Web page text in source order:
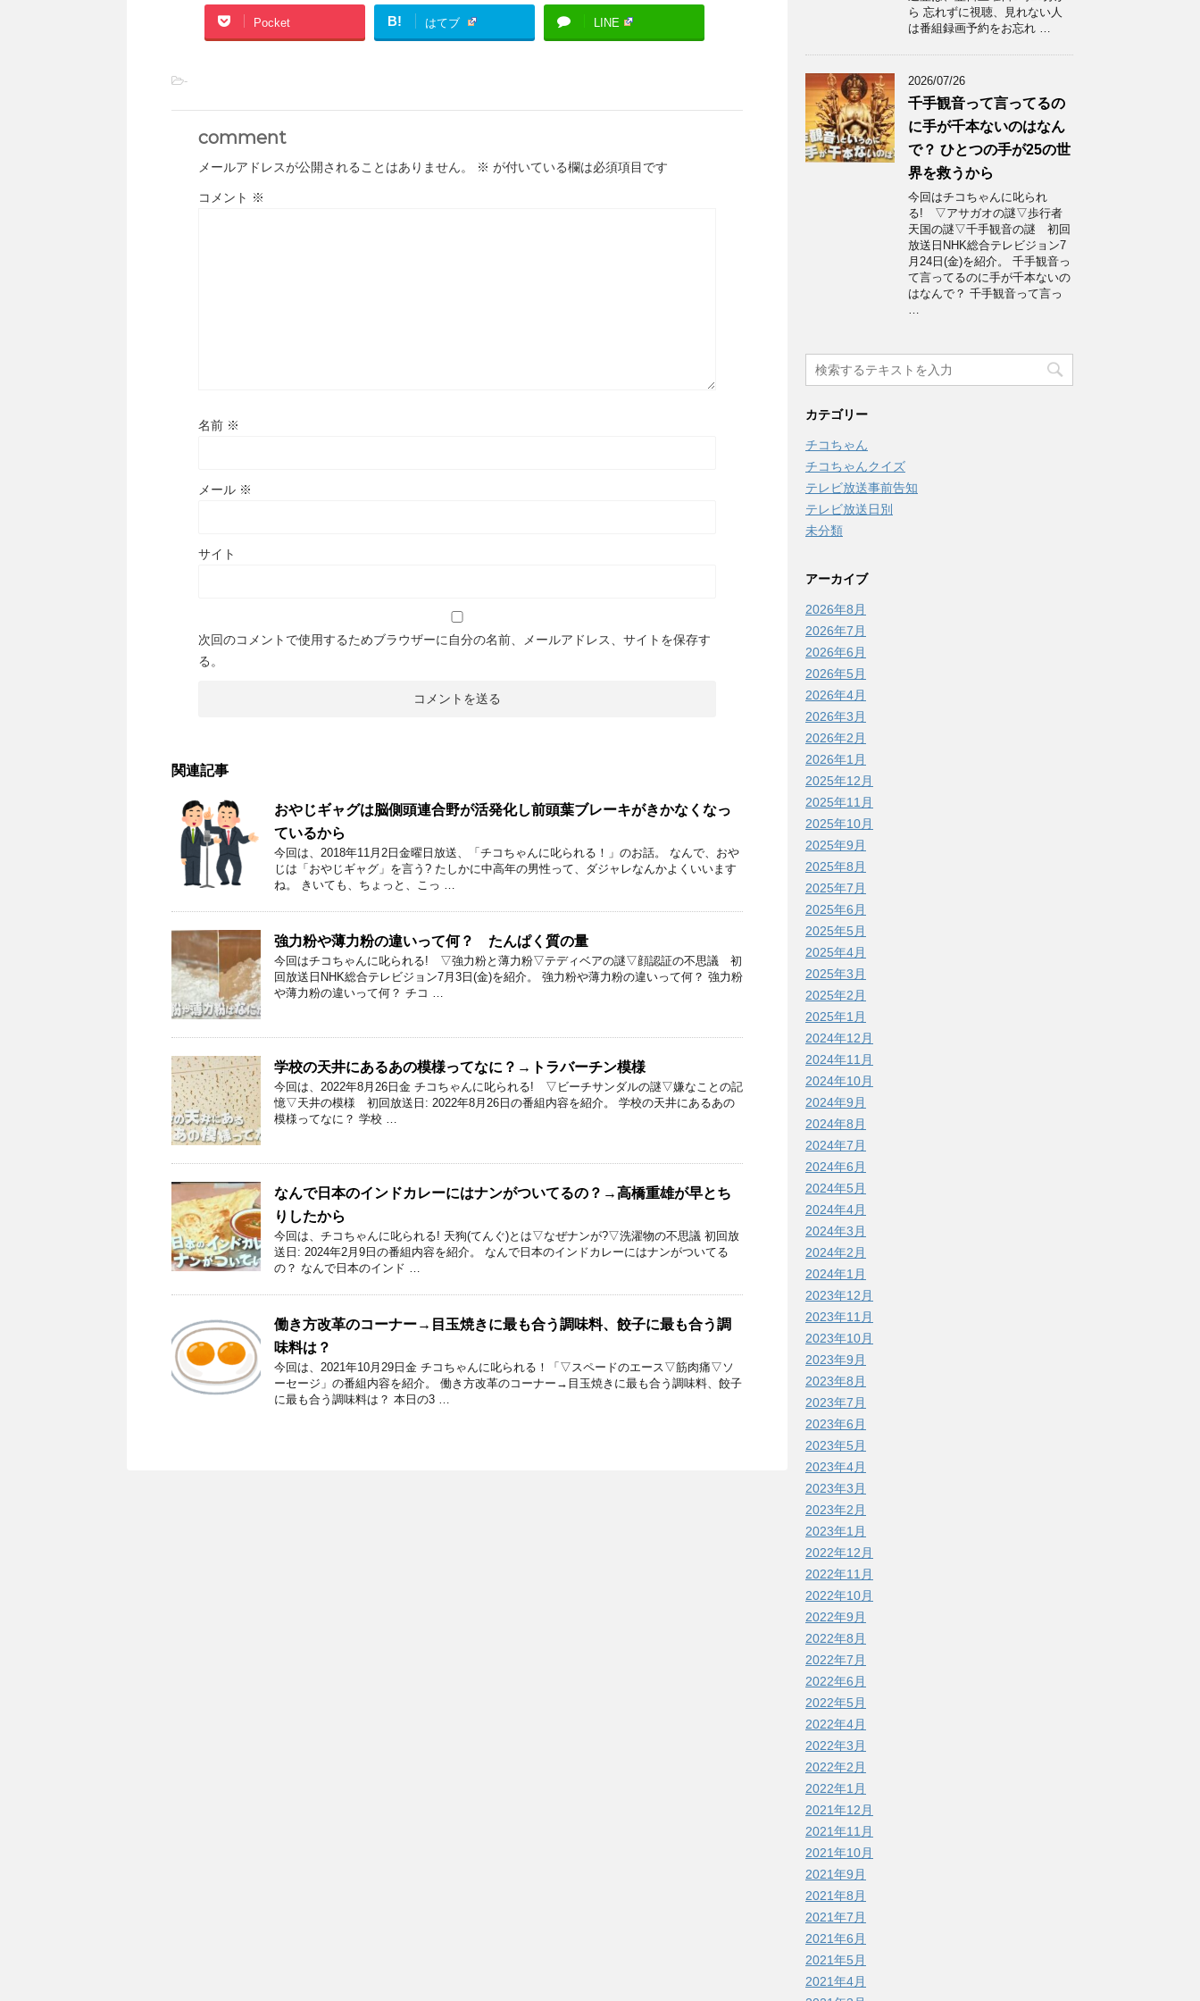
Pocket B! はてブ LINE
-
comment
メールアドレスが公開されることはありません。 ※ が付いている欄は必須項目です
コメント ※
名前 ※
メール ※
サイト
次回のコメントで使用するためブラウザーに自分の名前、メールアドレス、サイトを保存す
る。
関連記事
おやじギャグは脳側頭連合野が活発化し前頭葉ブレーキがきかなくなっ
ているから
今回は、2018年11月2日金曜日放送、「チコちゃんに叱られる！」のお話。 なんで、おや
じは「おやじギャグ」を言う? たしかに中高年の男性って、ダジャレなんかよくいいます
ね。 きいても、ちょっと、こっ …
強力粉や薄力粉の違いって何？ たんぱく質の量
今回はチコちゃんに叱られる! ▽強力粉と薄力粉▽テディベアの謎▽顔認証の不思議 初
回放送日NHK総合テレビジョン7月3日(金)を紹介。 強力粉や薄力粉の違いって何？ 強力粉
や薄力粉の違いって何？ チコ …
学校の天井にあるあの模様ってなに？→トラバーチン模様
今回は、2022年8月26日金 チコちゃんに叱られる! ▽ビーチサンダルの謎▽嫌なことの記
憶▽天井の模様 初回放送日: 2022年8月26日の番組内容を紹介。 学校の天井にあるあの
模様ってなに？ 学校 …
なんで日本のインドカレーにはナンがついてるの？→高橋重雄が早とち
りしたから
今回は、チコちゃんに叱られる! 天狗(てんぐ)とは▽なぜナンが?▽洗濯物の不思議 初回放
送日: 2024年2月9日の番組内容を紹介。 なんで日本のインドカレーにはナンがついてる
の？ なんで日本のインド …
働き方改革のコーナー→目玉焼きに最も合う調味料、餃子に最も合う調
味料は？
今回は、2021年10月29日金 チコちゃんに叱られる！「▽スペードのエース▽筋肉痛▽ソ
ーセージ」の番組内容を紹介。 働き方改革のコーナー→目玉焼きに最も合う調味料、餃子
に最も合う調味料は？ 本日の3 …
ら 忘れずに視聴、見れない人
は番組録画予約をお忘れ …
2026/07/26
千手観音って言ってるの
に手が千本ないのはなん
で？ ひとつの手が25の世
界を救うから
今回はチコちゃんに叱られ
る! ▽アサガオの謎▽歩行者
天国の謎▽千手観音の謎 初回
放送日NHK総合テレビジョン7
月24日(金)を紹介。 千手観音っ
て言ってるのに手が千本ないの
はなんで？ 千手観音って言っ
…
カテゴリー
チコちゃん
チコちゃんクイズ
テレビ放送事前告知
テレビ放送日別
未分類
アーカイブ
2026年8月
2026年7月
2026年6月
2026年5月
2026年4月
2026年3月
2026年2月
2026年1月
2025年12月
2025年11月
2025年10月
2025年9月
2025年8月
2025年7月
2025年6月
2025年5月
2025年4月
2025年3月
2025年2月
2025年1月
2024年12月
2024年11月
2024年10月
2024年9月
2024年8月
2024年7月
2024年6月
2024年5月
2024年4月
2024年3月
2024年2月
2024年1月
2023年12月
2023年11月
2023年10月
2023年9月
2023年8月
2023年7月
2023年6月
2023年5月
2023年4月
2023年3月
2023年2月
2023年1月
2022年12月
2022年11月
2022年10月
2022年9月
2022年8月
2022年7月
2022年6月
2022年5月
2022年4月
2022年3月
2022年2月
2022年1月
2021年12月
2021年11月
2021年10月
2021年9月
2021年8月
2021年7月
2021年6月
2021年5月
2021年4月